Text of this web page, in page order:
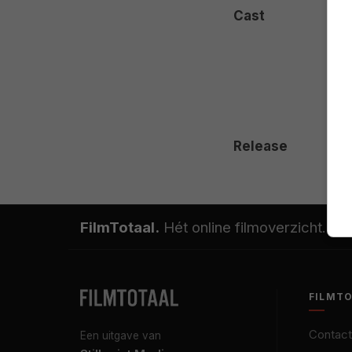
Cast
Release
FilmTotaal. Hét online filmoverzicht.
Een uitgave van Contact